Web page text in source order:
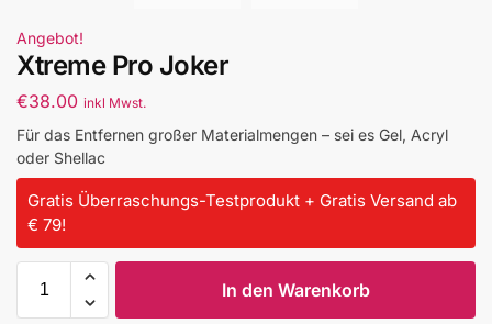
Angebot!
Xtreme Pro Joker
€38.00 inkl Mwst.
Für das Entfernen großer Materialmengen – sei es Gel, Acryl
oder Shellac
Gratis Überraschungs-Testprodukt + Gratis Versand ab
€ 79!
In den Warenkorb